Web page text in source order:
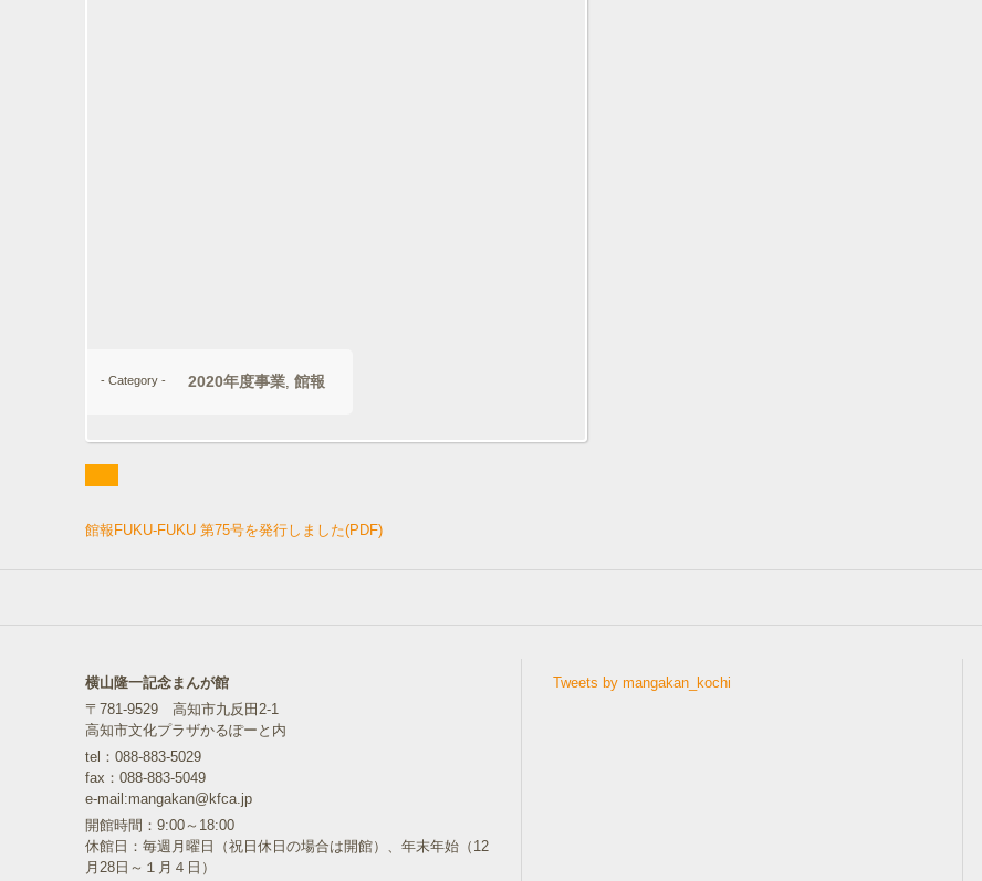
- Category - 2020年度事業, 館報
館報FUKU-FUKU 第75号を発行しました(PDF)
横山隆一記念まんが館
〒781-9529 高知市九反田2-1
高知市文化プラザかるぽーと内
tel：088-883-5029
fax：088-883-5049
e-mail:mangakan@kfca.jp
開館時間：9:00～18:00
休館日：毎週月曜日（祝日休日の場合は開館）、年末年始（12
Tweets by mangakan_kochi